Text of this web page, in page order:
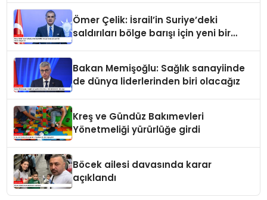
Ömer Çelik: İsrail’in Suriye’deki
saldırıları bölge barışı için yeni bir
Bakan Memişoğlu: Sağlık sanayiinde
de dünya liderlerinden biri olacağız
Kreş ve Gündüz Bakımevleri
Yönetmeliği yürürlüğe girdi
Böcek ailesi davasında karar
açıklandı